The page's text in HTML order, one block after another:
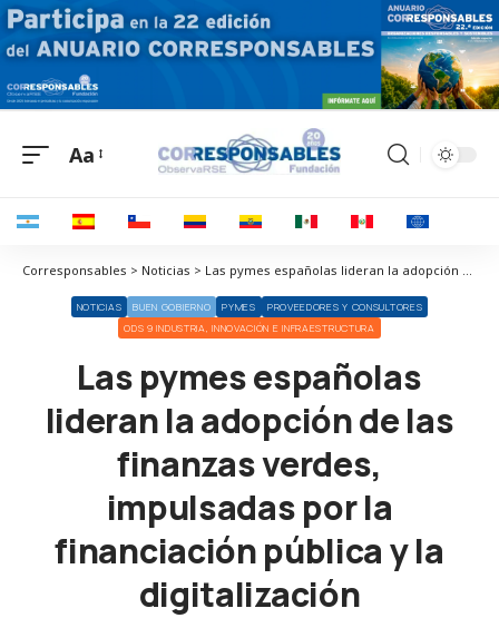
Aa
Corresponsables > Noticias > Las pymes españolas lideran la adopción de las finanzas verdes, impulsadas por la financiación pública y la digitalización
NOTICIAS BUEN GOBIERNO PYMES
PROVEEDORES Y CONSULTORES
ODS 9 INDUSTRIA, INNOVACIÓN E INFRAESTRUCTURA
Las pymes españolas
lideran la adopción de las
finanzas verdes,
impulsadas por la
financiación pública y la
digitalización